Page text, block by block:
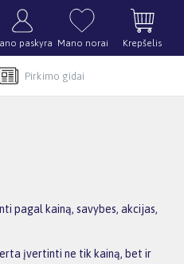
paskyra Mano norai Krepšelis
Pirkimo gidai
pagal kainą, savybes, akcijas,
įvertinti ne tik kainą, bet ir